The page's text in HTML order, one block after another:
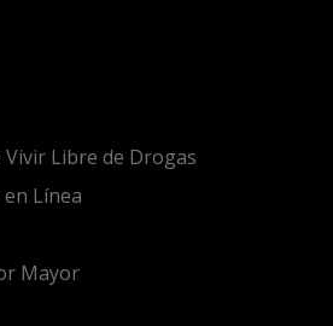
Vivir Libre de Drogas
Línea
Mayor